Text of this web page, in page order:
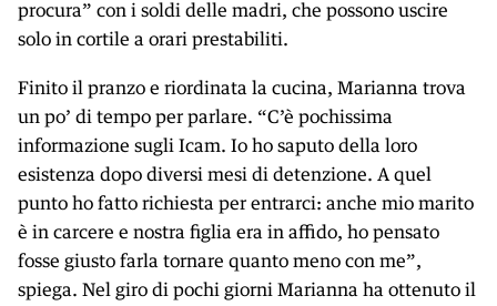
procura” con i soldi delle madri, che possono uscire
solo in cortile a orari prestabiliti.
Finito il pranzo e riordinata la cucina, Marianna trova
un po’ di tempo per parlare. “C’è pochissima
informazione sugli Icam. Io ho saputo della loro
esistenza dopo diversi mesi di detenzione. A quel
punto ho fatto richiesta per entrarci: anche mio marito
è in carcere e nostra figlia era in affido, ho pensato
fosse giusto farla tornare quanto meno con me”,
spiega. Nel giro di pochi giorni Marianna ha ottenuto il